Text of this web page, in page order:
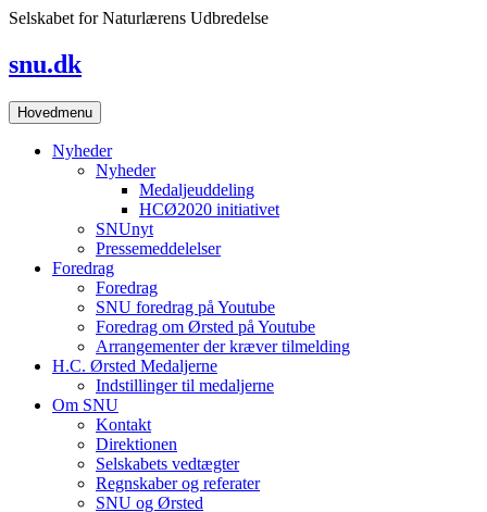
Skip
Selskabet for Naturlærens Udbredelse
snu.dk
Hovedmenu
Nyheder
Nyheder
Medaljeuddeling
HCØ2020 initiativet
SNUnyt
Pressemeddelelser
Foredrag
Foredrag
SNU foredrag på Youtube
Foredrag om Ørsted på Youtube
Arrangementer der kræver tilmelding
H.C. Ørsted Medaljerne
Indstillinger til medaljerne
Om SNU
Kontakt
Direktionen
Selskabets vedtægter
Regnskaber og referater
SNU og Ørsted